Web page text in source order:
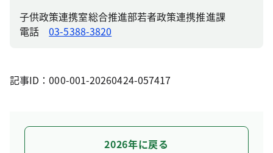
子供政策連携室総合推進部若者政策連携推進課
電話03-5388-3820
記事ID：000-001-20260424-057417
2026年に戻る